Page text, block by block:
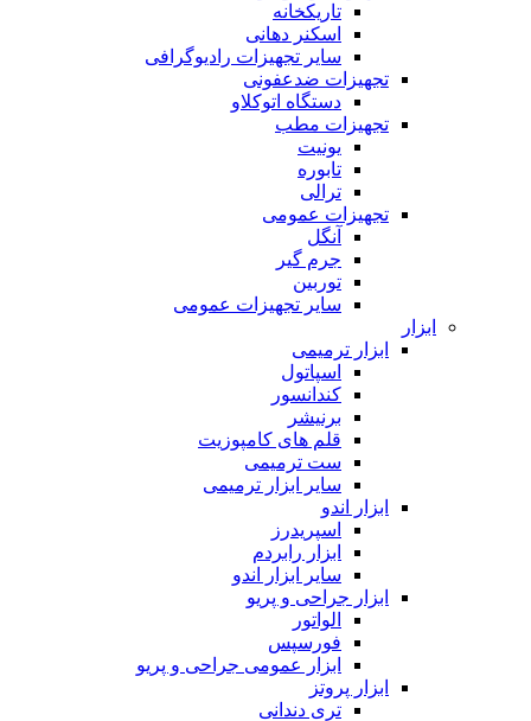
تاریکخانه
اسکنر دهانی
سایر تجهیزات رادیوگرافی
تجهیزات ضدعفونی
دستگاه اتوکلاو
تجهیزات مطب
یونیت
تابوره
ترالی
تجهیزات عمومی
آنگل
جرم گیر
توربین
سایر تجهیزات عمومی
ابزار
ابزار ترمیمی
اسپاتول
کندانسور
برنیشر
قلم های کامپوزیت
ست ترمیمی
سایر ابزار ترمیمی
ابزار اندو
اسپریدرز
ابزار رابردم
سایر ابزار اندو
ابزار جراحی و پریو
الواتور
فورسپس
ابزار عمومی جراحی و پریو
ابزار پروتز
تری دندانی